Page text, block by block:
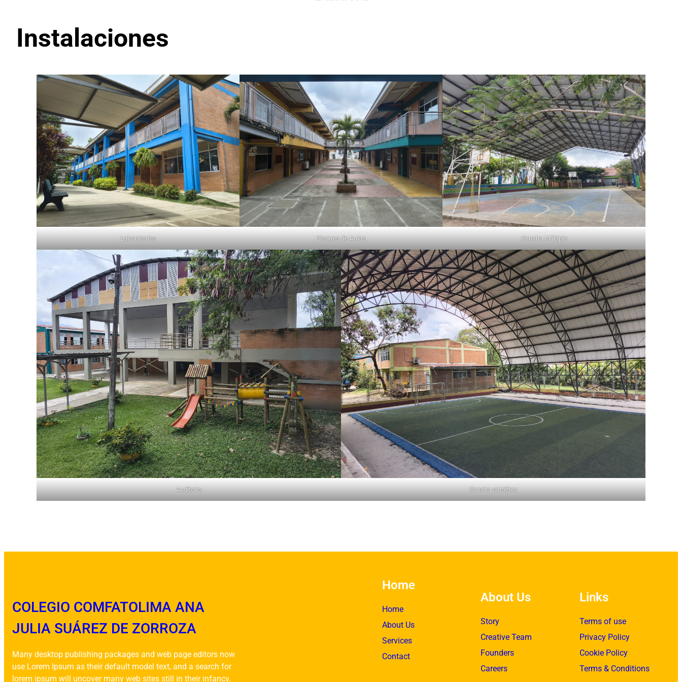
Instalaciones
Laboratorios Bloques de Aulas Cancha Múltiple
Auditorio Cancha sintética
COLEGIO COMFATOLIMA ANA
JULIA SUÁREZ DE ZORROZA
Many desktop publishing packages and web page editors now
use Lorem Ipsum as their default model text, and a search for
lorem ipsum will uncover many web sites still in their infancy.
Home
Home
About Us
Services
Contact
About Us
Story
Creative Team
Founders
Careers
Links
Terms of use
Privacy Policy
Cookie Policy
Terms & Conditions